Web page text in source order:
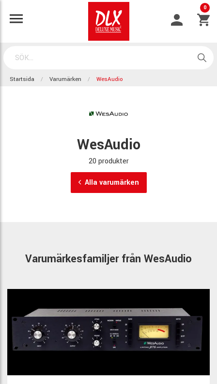
0
Startsida Varumärken WesAudio
WesAudio
20 produkter
Alla varumärken
Varumärkesfamiljer från WesAudio